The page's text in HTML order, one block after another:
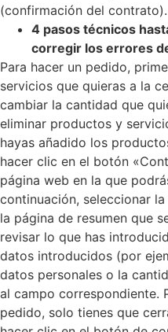
(confirmación del contrato).
4 pasos técnicos
corregir los errores
Para hacer un pedido,
servicios que quieras a la
cambiar la cantidad que
eliminar productos y
hayas añadido los
hacer clic en el botón
página web en la que
continuación, seleccionar
la página de resumen que
revisar lo que has
datos introducidos (por
datos personales o la
al campo correspondiente.
pedido, solo tienes que